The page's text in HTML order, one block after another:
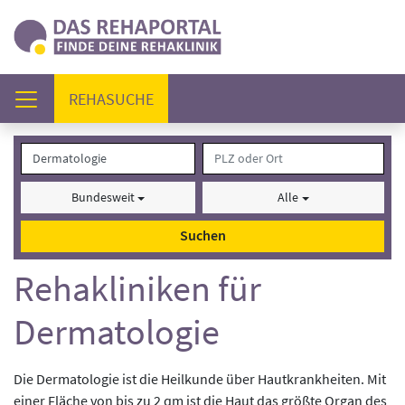
REHASUCHE(AKTUELL)
Bundesweit Alle
Suchen
Rehakliniken für
Dermatologie
Die Dermatologie ist die Heilkunde über Hautkrankheiten. Mit
einer Fläche von bis zu 2 qm ist die Haut das größte Organ des